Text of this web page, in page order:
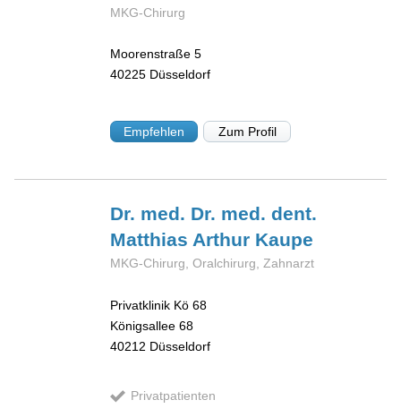
MKG-Chirurg
Moorenstraße 5
40225 Düsseldorf
Empfehlen Zum Profil
Dr. med. Dr. med. dent.
Matthias Arthur Kaupe
MKG-Chirurg, Oralchirurg, Zahnarzt
Privatklinik Kö 68
Königsallee 68
40212 Düsseldorf
Privatpatienten